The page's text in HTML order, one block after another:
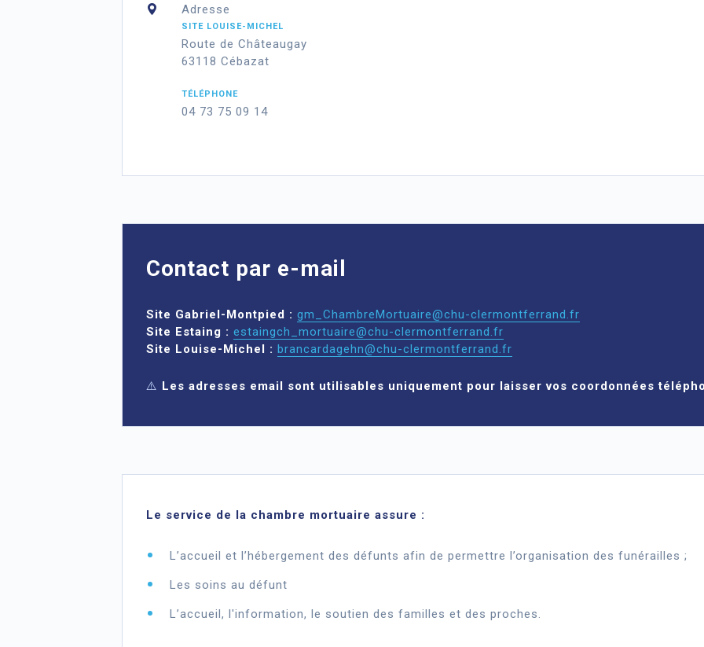
Adresse
SITE LOUISE-MICHEL
Route de Châteaugay
63118 Cébazat
TÉLÉPHONE
04 73 75 09 14
Contact par e-mail
Site Gabriel-Montpied : gm_ChambreMortuaire@chu-clermontferrand.fr
Site Estaing : estaingch_mortuaire@chu-clermontferrand.fr
Site Louise-Michel : brancardagehn@chu-clermontferrand.fr
⚠️ Les adresses email sont utilisables uniquement pour laisser vos coordonnées
Le service de la chambre mortuaire assure :
L’accueil et l’hébergement des défunts afin de permettre l’organisation des funérailles ;
Les soins au défunt
L’accueil, l'information, le soutien des familles et des proches.